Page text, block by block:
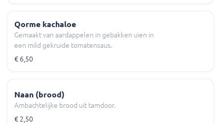
Qorme kachaloe
Gemaakt van aardappelen in gebakken uien in
een mild gekruide tomatensaus.
€ 6,50
Naan (brood)
Ambachtelijke brood uit tamdoor.
€ 2,50